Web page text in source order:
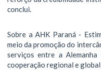
conclui.
Sobre a AHK Paraná -
meio da promoção do
serviços entre a
cooperação regional e